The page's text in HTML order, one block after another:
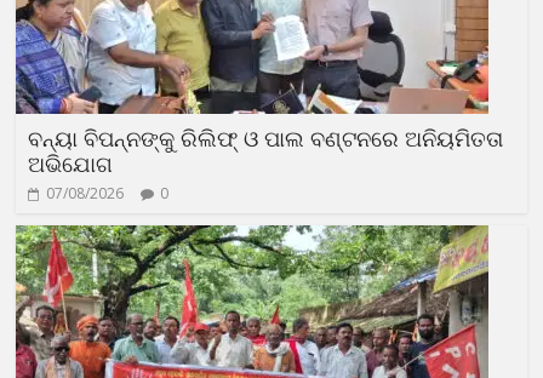
ବନ୍ୟା ବିପନ୍ନଙ୍କୁ ରିଲିଫ୍‌ ଓ ପାଲ ବଣ୍ଟନରେ ଅନିୟମିତତା
ଅଭିଯୋଗ
07/08/2026 0